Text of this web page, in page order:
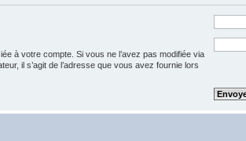
à votre compte. Si vous ne l’avez pas modifiée via
il s’agit de l’adresse que vous avez fournie lors